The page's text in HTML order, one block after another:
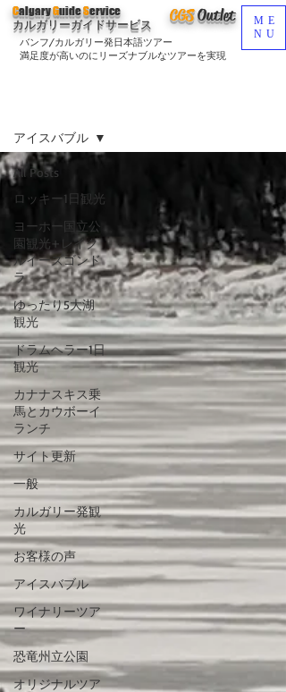
CGSOutlet
バンフ/カルガリー発日本語ツアー
満足度が高いのにリーズナブルなツアーを実現
CalgaryGuideService
カルガリーガイドサービス
ME
NU
All Posts
ロッキー1日観光
ヨーホー国立公
園観光+レイク
ルイーズゴンド
ラ
ゆったり5大湖
観光
ドラムヘラー1日
観光
カナナスキス乗
馬とカウボーイ
ランチ
サイト更新
一般
カルガリー発観
光
お客様の声
アイスバブル
ワイナリーツア
ー
恐竜州立公園
オリジナルツア
アイスバブル